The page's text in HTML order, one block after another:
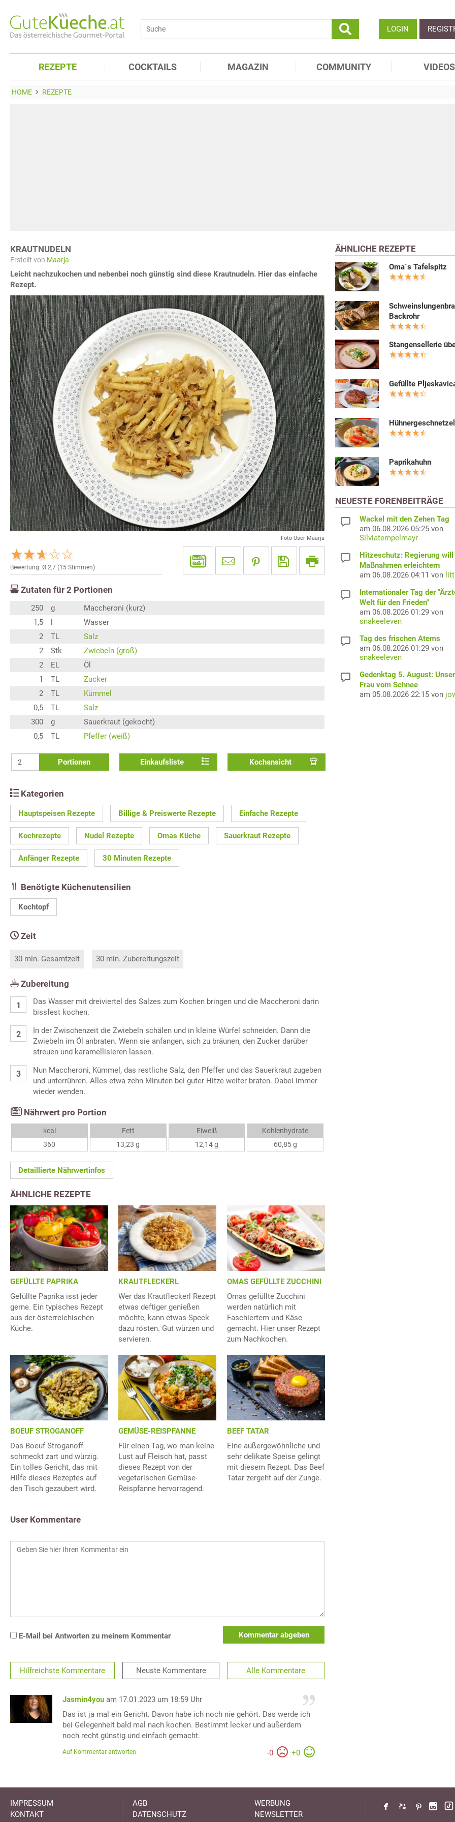
LOGIN
REZEPTE COCKTAILS MAGAZIN COMMUNITY VIDEOS
HOME REZEPTE
KRAUTNUDELN
Erstellt von Maarja
Leicht nachzukochen und nebenbei noch günstig sind diese Krautnudeln. Hier das einfache
Rezept.
Foto User Maarja
Bewertung: Ø 2,7 (15 Stimmen)
Zutaten für 2 Portionen
250 g
Maccheroni (kurz)
1,5
Wasser
2
TL
Salz
2
Stk
Zwiebeln (groß)
2
EL
Öl
1
TL
Zucker
2
TL
Kümmel
0,5
TL
Salz
300
g
Sauerkraut (gekocht)
0,5
TL Pfeffer (weiß)
Portionen Einkaufsliste Kochansicht
Kategorien
Hauptspeisen Rezepte Billige & Preiswerte Rezepte Einfache Rezepte
Kochrezepte Nudel Rezepte Omas Küche Sauerkraut Rezepte
Anfänger Rezepte 30 Minuten Rezepte
Benötigte Küchenutensilien
Kochtopf
Zeit
30 min. Gesamtzeit 30 min. Zubereitungszeit
Zubereitung
Das Wasser mit dreiviertel des Salzes zum Kochen bringen und die Maccheroni darin
bissfest kochen.
In der Zwischenzeit die Zwiebeln schälen und in kleine Würfel schneiden. Dann die
Zwiebeln im Öl anbraten. Wenn sie anfangen, sich zu bräunen, den Zucker darüber
streuen und karamellisieren lassen.
Nun Maccheroni, Kümmel, das restliche Salz, den Pfeffer und das Sauerkraut zugeben
und unterrühren. Alles etwa zehn Minuten bei guter Hitze weiter braten. Dabei immer
wieder wenden.
Nährwert pro Portion
kcal
360
Fett
13,23 g
Eiweiß
12,14 g
Kohlenhydrate
60,85 g
Detaillierte Nährwertinfos
ÄHNLICHE REZEPTE
GEFÜLLTE PAPRIKA
Gefüllte Paprika isst jeder
gerne. Ein typisches Rezept
aus der österreichischen
Küche.
KRAUTFLECKERL
Wer das Krautfleckerl Rezept
etwas deftiger genießen
möchte, kann etwas Speck
dazu rösten. Gut würzen und
servieren.
OMAS GEFÜLLTE ZUCCHINI
Omas gefüllte Zucchini
werden natürlich mit
Faschiertem und Käse
gemacht. Hier unser Rezept
zum Nachkochen.
BOEUF STROGANOFF
Das Boeuf Stroganoff
schmeckt zart und würzig.
Ein tolles Gericht, das mit
Hilfe dieses Rezeptes auf
den Tisch gezaubert wird.
GEMÜSE-REISPFANNE
Für einen Tag, wo man keine
Lust auf Fleisch hat, passt
dieses Rezept von der
vegetarischen Gemüse-
Reispfanne hervorragend.
BEEF TATAR
Eine außergewöhnliche und
sehr delikate Speise gelingt
mit diesem Rezept. Das Beef
Tatar zergeht auf der Zunge.
User Kommentare
E-Mail bei Antworten zu meinem Kommentar Kommentar abgeben
Hilfreichste Kommentare Neuste Kommentare Alle Kommentare
Jasmin4you am 17.01.2023 um 18:59 Uhr
Das ist ja mal ein Gericht. Davon habe ich noch nie gehört. Das werde ich
bei Gelegenheit bald mal nach kochen. Bestimmt lecker und außerdem
noch recht günstig und einfach gemacht.
-0 +0
Auf Kommentar antworten
ÄHNLICHE REZEPTE
Oma´s Tafelspitz
Backrohr
Stangensellerie
Gefüllte
Paprikahuhn
NEUESTE FORENBEITRÄGE
Wackel mit den Zehen Tag
am 06.08.2026 05:25 von
Silviatempelmayr
Hitzeschutz: Regierung will
Maßnahmen erleichtern
am 06.08.2026 04:11 von
Internationaler Tag der
Welt für den Frieden"
am 06.08.2026 01:29 von
snakeeleven
Tag des frischen Atems
am 06.08.2026 01:29 von
snakeeleven
Gedenktag 5. August:
Frau vom Schnee
am 05.08.2026 22:15 von
IMPRESSUM
KONTAKT
AGB
DATENSCHUTZ
WERBUNG
NEWSLETTER